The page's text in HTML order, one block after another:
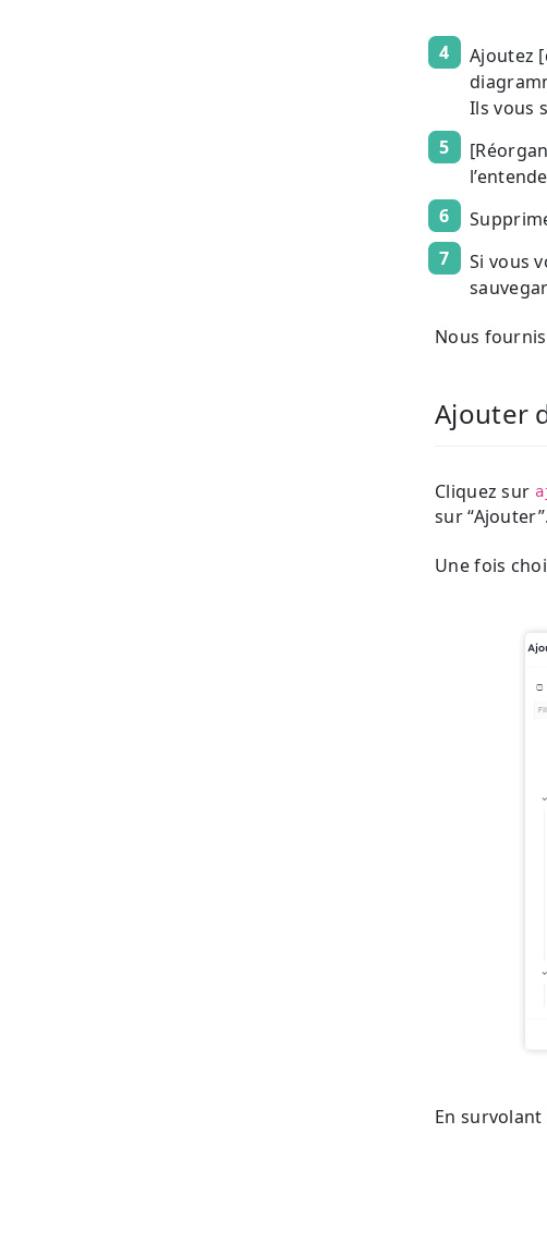
Ajoutez
Ils vous
Si vous
Nous
Ajouter
Cliquez sur
sur “Ajouter”.
Une fois
En survolant